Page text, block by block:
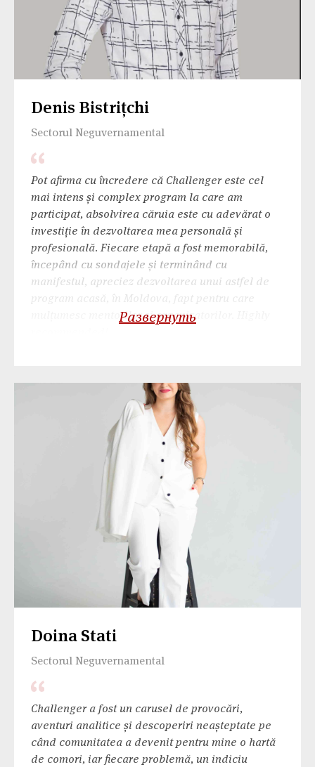
Denis Bistrițchi
Sectorul Neguvernamental
Pot afirma cu încredere că Challenger este cel
mai intens și complex program la care am
participat, absolvirea căruia este cu adevărat o
investiție în dezvoltarea mea personală și
profesională. Fiecare etapă a fost memorabilă,
începând cu sondajele și terminând cu
manifestul, apreciez dezvoltarea unui astfel de
program acasă, în Moldova, fapt pentru care
mulțumesc mentorilor și organizatorilor. Highly
Развернуть
Doina Stati
Sectorul Neguvernamental
Challenger a fost un carusel de provocări,
aventuri analitice și descoperiri neașteptate pe
când comunitatea a devenit pentru mine o hartă
de comori, iar fiecare problemă, un indiciu